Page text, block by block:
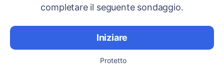
completare il seguente sondaggio.
Iniziare
Protetto